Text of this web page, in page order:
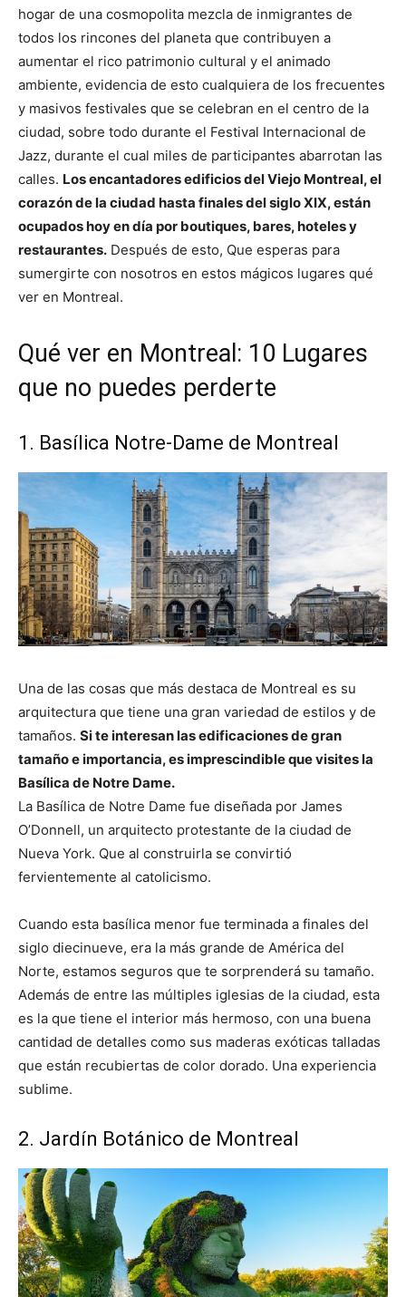
hogar de una cosmopolita mezcla de inmigrantes de
todos los rincones del planeta que contribuyen a
aumentar el rico patrimonio cultural y el animado
ambiente, evidencia de esto cualquiera de los frecuentes
y masivos festivales que se celebran en el centro de la
ciudad, sobre todo durante el Festival Internacional de
Jazz, durante el cual miles de participantes abarrotan las
calles. Los encantadores edificios del Viejo Montreal, el
corazón de la ciudad hasta finales del siglo XIX, están
ocupados hoy en día por boutiques, bares, hoteles y
restaurantes. Después de esto, Que esperas para
sumergirte con nosotros en estos mágicos lugares qué
ver en Montreal.
Qué ver en Montreal: 10 Lugares
que no puedes perderte
1. Basílica Notre-Dame de Montreal
Una de las cosas que más destaca de Montreal es su
arquitectura que tiene una gran variedad de estilos y de
tamaños. Si te interesan las edificaciones de gran
tamaño e importancia, es imprescindible que visites la
Basílica de Notre Dame.
La Basílica de Notre Dame fue diseñada por James
O’Donnell, un arquitecto protestante de la ciudad de
Nueva York. Que al construirla se convirtió
fervientemente al catolicismo.
Cuando esta basílica menor fue terminada a finales del
siglo diecinueve, era la más grande de América del
Norte, estamos seguros que te sorprenderá su tamaño.
Además de entre las múltiples iglesias de la ciudad, esta
es la que tiene el interior más hermoso, con una buena
cantidad de detalles como sus maderas exóticas talladas
que están recubiertas de color dorado. Una experiencia
sublime.
2. Jardín Botánico de Montreal